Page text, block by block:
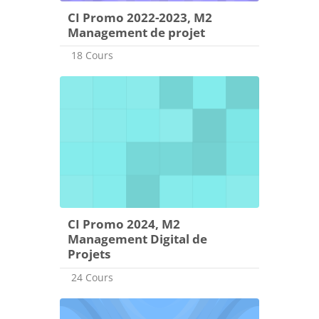
CI Promo 2022-2023, M2
Management de projet
18 Cours
CI Promo 2024, M2
Management Digital de
Projets
24 Cours